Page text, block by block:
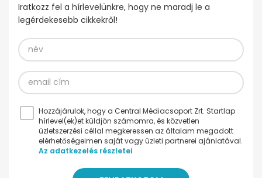
Iratkozz fel a hírlevelünkre, hogy ne maradj le a
legérdekesebb cikkekről!
Hozzájárulok, hogy a Central Médiacsoport Zrt. Startlap
hírlevel(ek)et küldjön számomra, és közvetlen
üzletszerzési céllal megkeressen az általam megadott
elérhetőségeimen saját vagy üzleti partnerei ajánlatával.
Az adatkezelés részletei